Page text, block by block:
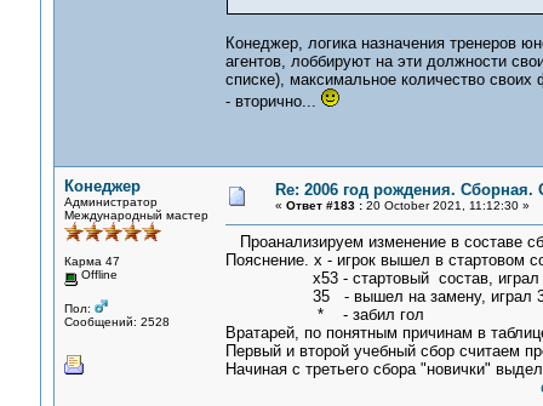
Конеджер, логика назначения тренеров
агентов, лоббируют на эти должности
списке), максимальное количество
- вторично...
Конеджер
Администратор
Международный мастер
Карма 47
Offline
Пол:
Сообщений: 2528
Re: 2006 год рождения.
« Ответ #183 :20 October 2021, 11:12:30 »
Проанализируем изменение в составе
Пояснение. х - игрок вышел в стартовом
х53 - стартовый состав, играл
35 - вышел на замену, играл 35
* - забил гол
Вратарей, по понятным причинам в
Первый и второй учебный сбор считаем
Начиная с третьего сбора "новички"